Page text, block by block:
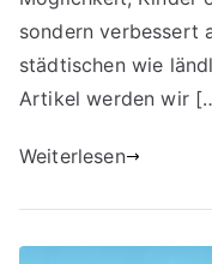
sondern verbessert
städtischen wie
Artikel werden wir
Weiterlesen